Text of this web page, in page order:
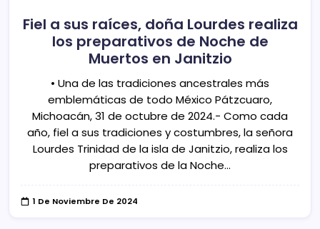
Fiel a sus raíces, doña Lourdes realiza
los preparativos de Noche de
Muertos en Janitzio
• Una de las tradiciones ancestrales más
emblemáticas de todo México Pátzcuaro,
Michoacán, 31 de octubre de 2024.- Como cada
año, fiel a sus tradiciones y costumbres, la señora
Lourdes Trinidad de la isla de Janitzio, realiza los
preparativos de la Noche…
1 De Noviembre De 2024